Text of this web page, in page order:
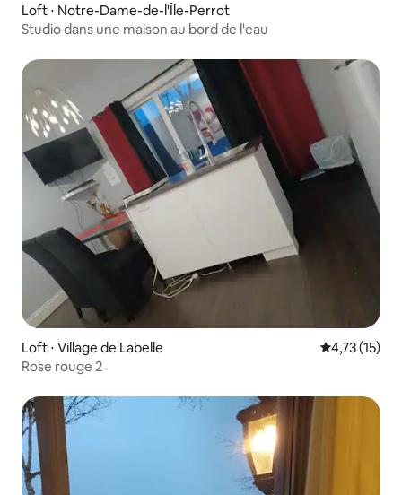
Loft ⋅ Notre-Dame-de-l'Île-Perrot
Studio dans une maison au bord de l'eau
Loft ⋅ Village de Labelle Évaluation
4,73 (15)
Rose rouge 2